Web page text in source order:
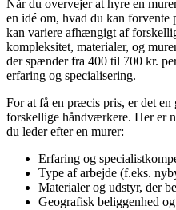
Når du overvejer at hyre en
en idé om, hvad du kan forvente
kan variere afhængigt af
kompleksitet, materialer, og
der spænder fra 400 til 700 kr.
erfaring og specialisering.
For at få en præcis pris, er det
forskellige håndværkere. Her er
du leder efter en murer:
Erfaring og
Type af arbejde (f.eks.
Materialer og udstyr, der
Geografisk beliggenhed